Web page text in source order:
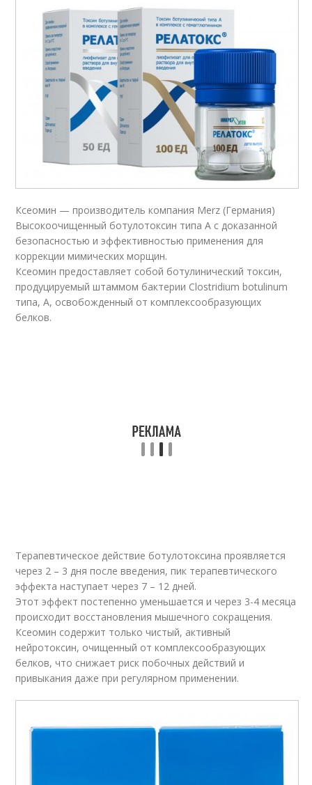
Ксеомин — производитель компания Merz (Германия)
Высокоочищенный ботулотоксин типа А с доказанной
безопасностью и эффективностью применения для
коррекции мимических морщин.
Ксеомин предоставляет собой ботулинический токсин,
продуцируемый штаммом бактерии Clostridium botulinum
типа, А, освобожденный от комплексообразующих
белков.
Терапевтическое действие ботулотоксина проявляется
через 2 – 3 дня после введения, пик терапевтического
эффекта наступает через 7 – 12 дней.
Этот эффект постепенно уменьшается и через 3-4 месяца
происходит восстановления мышечного сокращения.
Ксеомин содержит только чистый, активный
нейротоксин, очищенный от комплексообразующих
белков, что снижает риск побочных действий и
привыкания даже при регулярном применении.